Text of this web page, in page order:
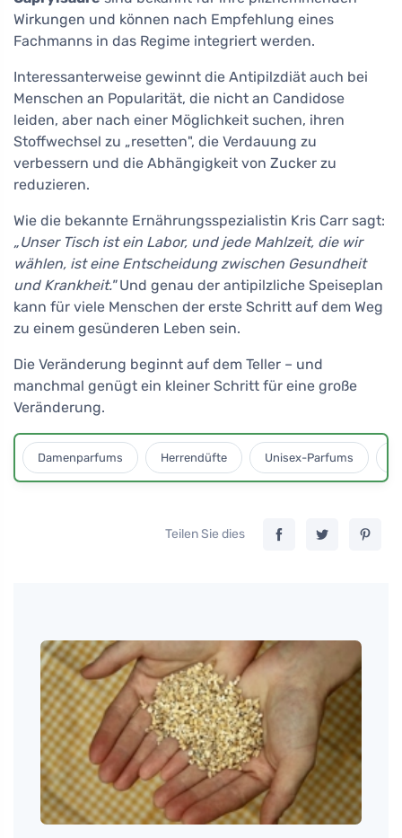
Wirkungen und können nach Empfehlung eines
Fachmanns in das Regime integriert werden.
Interessanterweise gewinnt die Antipilzdiät auch bei
Menschen an Popularität, die nicht an Candidose
leiden, aber nach einer Möglichkeit suchen, ihren
Stoffwechsel zu „resetten", die Verdauung zu
verbessern und die Abhängigkeit von Zucker zu
reduzieren.
Wie die bekannte Ernährungsspezialistin Kris Carr sagt:
„Unser Tisch ist ein Labor, und jede Mahlzeit, die wir
wählen, ist eine Entscheidung zwischen Gesundheit
und Krankheit."Und genau der antipilzliche Speiseplan
kann für viele Menschen der erste Schritt auf dem Weg
zu einem gesünderen Leben sein.
Die Veränderung beginnt auf dem Teller – und
manchmal genügt ein kleiner Schritt für eine große
Veränderung.
Damenparfums Herrendüfte Unisex-Parfums
Teilen Sie dies